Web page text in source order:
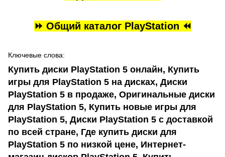
⏩ Общий каталог PlayStation ⏪
Ключевые слова:
Купить диски PlayStation 5 онлайн, Купить
игры для PlayStation 5 на дисках, Диски
PlayStation 5 в продаже, Оригинальные диски
для PlayStation 5, Купить новые игры для
PlayStation 5, Диски PlayStation 5 с доставкой
по всей стране, Где купить диски для
PlayStation 5 по низкой цене, Интернет-